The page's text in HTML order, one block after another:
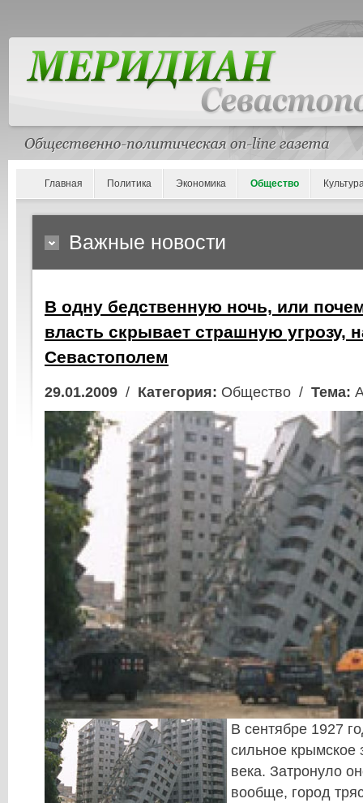
Главная Политика Экономика Общество
Важные новости
В одну бедственную ночь, или
власть скрывает страшную угрозу,
Севастополем
29.01.2009 / Категория: Общество / Тема:
В сентябре 1927
сильное крымское
века. Затронуло
вообще, город